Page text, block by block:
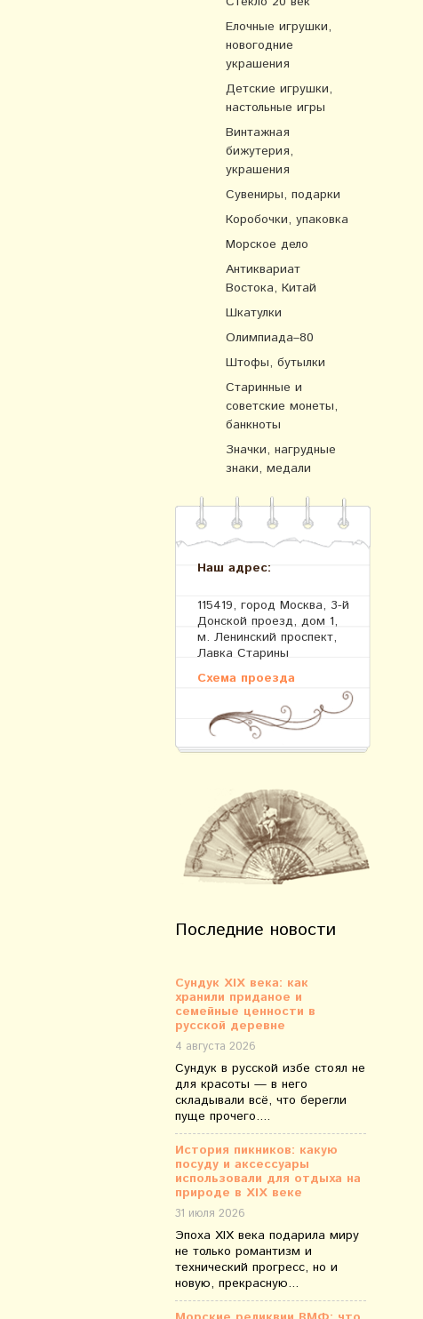
Елочные игрушки,
новогодние
украшения
Детские игрушки,
настольные игры
Винтажная
бижутерия,
украшения
Сувениры, подарки
Коробочки, упаковка
Морское дело
Антиквариат
Востока, Китай
Шкатулки
Олимпиада–80
Штофы, бутылки
Старинные и
советские монеты,
банкноты
Значки, нагрудные
знаки, медали
Наш адрес:
115419, город Москва, 3-й
Донской проезд, дом 1,
м. Ленинский проспект,
Лавка Старины
Схема проезда
Последние новости
Сундук XIX века: как
хранили приданое и
семейные ценности в
русской деревне
4 августа 2026
Сундук в русской избе стоял не
для красоты — в него
складывали всё, что берегли
пуще прочего....
История пикников: какую
посуду и аксессуары
использовали для отдыха на
природе в XIX веке
31 июля 2026
Эпоха XIX века подарила миру
не только романтизм и
технический прогресс, но и
новую, прекрасную...